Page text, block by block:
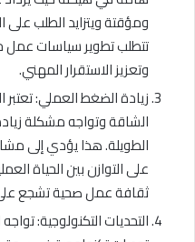
ومؤقتة ويتزايد الطلب على
تتطلب تطوير سياسات
وتعزيز الاستقرار المهني.
زيادة الضغط العملي:
الشاقة وتواجه مشكلة
الطويلة. هذا يؤدي إلى
على التوازن بين الحياة
ثقافة عمل صحية تشجع
التحديات التكنولوجية: